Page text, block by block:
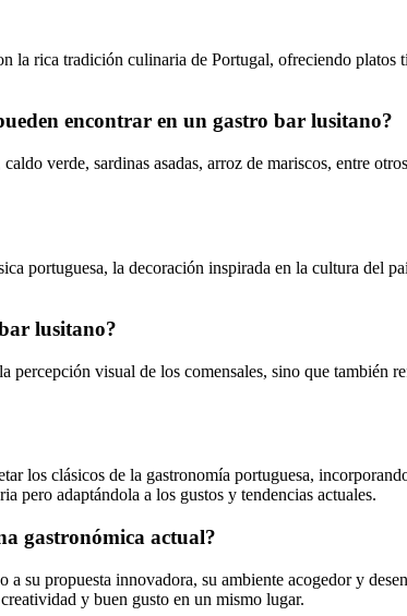
la rica tradición culinaria de Portugal, ofreciendo
encontrar en un gastro bar lusitano?
verde, sardinas asadas, arroz de mariscos, entre
portuguesa, la decoración inspirada en la cultura del
lusitano?
visual de los comensales, sino que también
los clásicos de la gastronomía portuguesa,
pero adaptándola a los gustos y tendencias actuales.
gastronómica actual?
su propuesta innovadora, su ambiente acogedor y
y buen gusto en un mismo lugar.